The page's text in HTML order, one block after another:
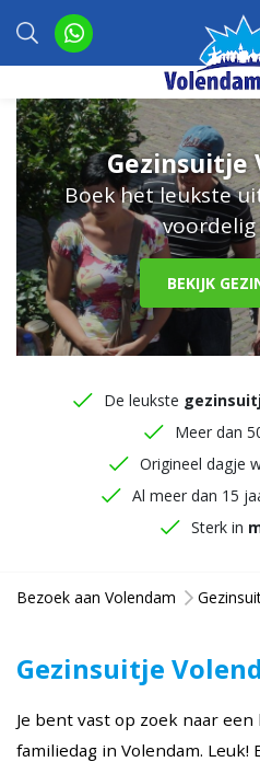
Gezinsuitje
Boek het leukste
BEKIJK
De leukste
Meer dan
Origineel dagje
Al meer dan 15
Sterk in
Bezoek aan Volendam
Gezinsuitje
Je bent vast op zoek naar een
familiedag in Volendam. Leuk!